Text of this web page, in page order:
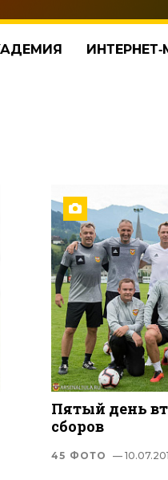
Пятый день
сборов
45 ФОТО —